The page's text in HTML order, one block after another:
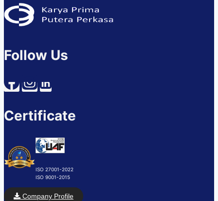
Follow Us
Certificate
ISO 27001-2022
ISO 9001-2015
Company Profile